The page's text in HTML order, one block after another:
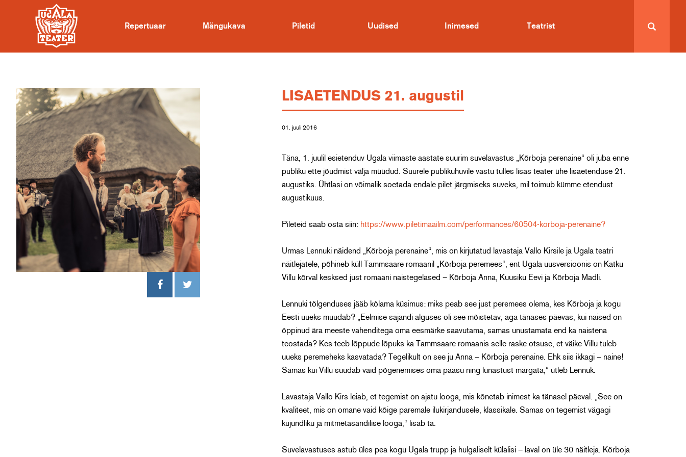
Repertuaar Mängukava Piletid Uudised Inimesed Teatrist
LISAETENDUS 21. augustil
01. juuli 2016
Täna, 1. juulil esietenduv Ugala viimaste aastate suurim suvelavastus „Kõrboja perenaine“ oli juba enne
publiku ette jõudmist välja müüdud. Suurele publikuhuvile vastu tulles lisas teater ühe lisaetenduse 21.
augustiks. Ühtlasi on võimalik soetada endale pilet järgmiseks suveks, mil toimub kümme etendust
augustikuus.
Pileteid saab osta siin: https://www.piletimaailm.com/performances/60504-korboja-perenaine?
Urmas Lennuki näidend „Kõrboja perenaine“, mis on kirjutatud lavastaja Vallo Kirsile ja Ugala teatri
näitlejatele, põhineb küll Tammsaare romaanil „Kõrboja peremees“, ent Ugala uusversioonis on Katku
Villu kõrval kesksed just romaani naistegelased – Kõrboja Anna, Kuusiku Eevi ja Kõrboja Madli.
Lennuki tõlgenduses jääb kõlama küsimus: miks peab see just peremees olema, kes Kõrboja ja kogu
Eesti uueks muudab? „Eelmise sajandi alguses oli see mõistetav, aga tänases päevas, kui naised on
õppinud ära meeste vahenditega oma eesmärke saavutama, samas unustamata end ka naistena
teostada? Kes teeb lõppude lõpuks ka Tammsaare romaanis selle raske otsuse, et väike Villu tuleb
uueks peremeheks kasvatada? Tegelikult on see ju Anna – Kõrboja perenaine. Ehk siis ikkagi – naine!
Samas kui Villu suudab vaid põgenemises oma pääsu ning lunastust märgata,“ ütleb Lennuk.
Lavastaja Vallo Kirs leiab, et tegemist on ajatu looga, mis kõnetab inimest ka tänasel päeval. „See on
kvaliteet, mis on omane vaid kõige paremale ilukirjandusele, klassikale. Samas on tegemist vägagi
kujundliku ja mitmetasandilise looga,“ lisab ta.
Suvelavastuses astub üles pea kogu Ugala trupp ja hulgaliselt külalisi – laval on üle 30 näitleja. Kõrboja